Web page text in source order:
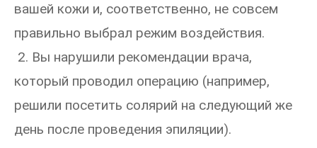
вашей кожи и, соответственно, не совсем
правильно выбрал режим воздействия.
2. Вы нарушили рекомендации врача,
который проводил операцию (например,
решили посетить солярий на следующий же
день после проведения эпиляции).